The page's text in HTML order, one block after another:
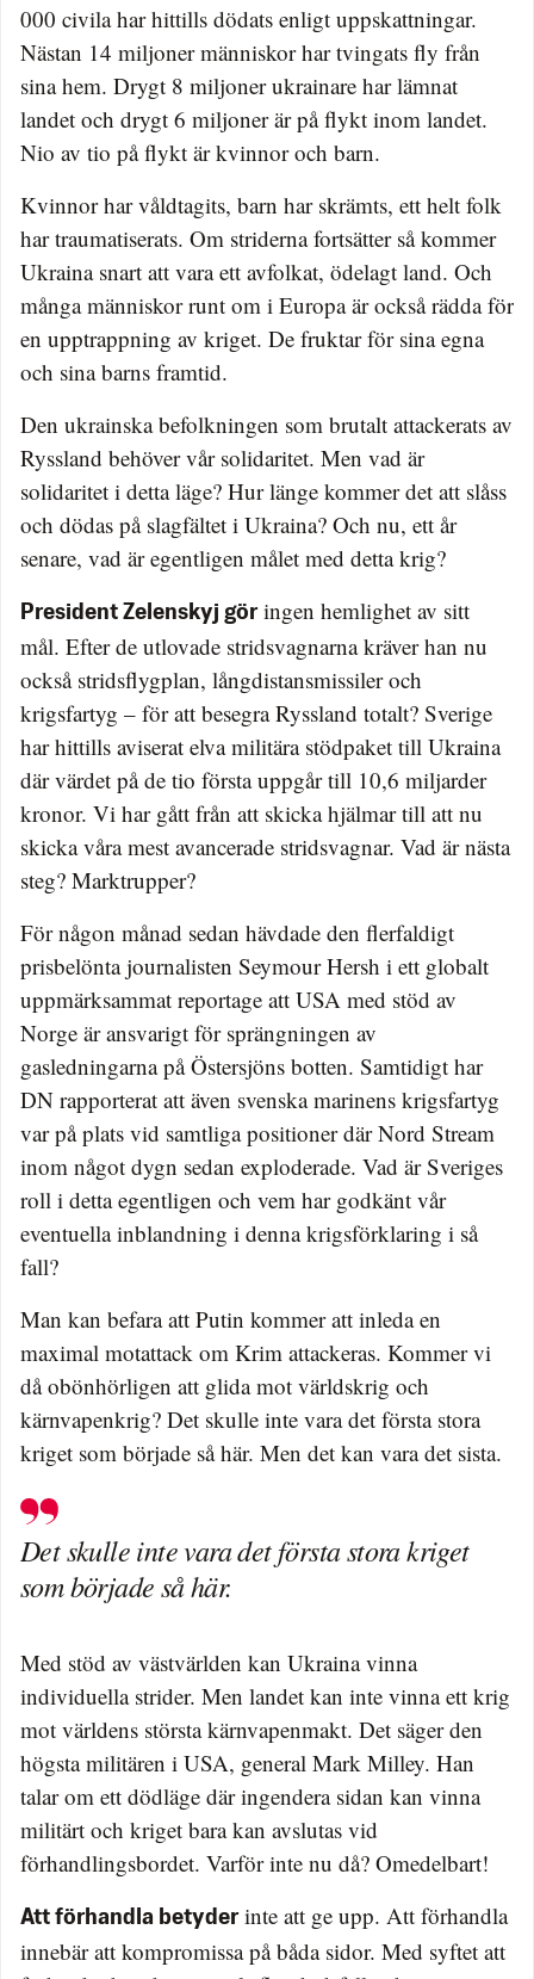
000 civila har hittills dödats enligt uppskattningar.
Nästan 14 miljoner människor har tvingats fly från
sina hem. Drygt 8 miljoner ukrainare har lämnat
landet och drygt 6 miljoner är på flykt inom landet.
Nio av tio på flykt är kvinnor och barn.
Kvinnor har våldtagits, barn har skrämts, ett helt folk
har traumatiserats. Om striderna fortsätter så kommer
Ukraina snart att vara ett avfolkat, ödelagt land. Och
många människor runt om i Europa är också rädda för
en upptrappning av kriget. De fruktar för sina egna
och sina barns framtid.
Den ukrainska befolkningen som brutalt attackerats av
Ryssland behöver vår solidaritet. Men vad är
solidaritet i detta läge? Hur länge kommer det att slåss
och dödas på slagfältet i Ukraina? Och nu, ett år
senare, vad är egentligen målet med detta krig?
President Zelenskyj gör ingen hemlighet av sitt
mål. Efter de utlovade stridsvagnarna kräver han nu
också stridsflygplan, långdistansmissiler och
krigsfartyg – för att besegra Ryssland totalt? Sverige
har hittills aviserat elva militära stödpaket till Ukraina
där värdet på de tio första uppgår till 10,6 miljarder
kronor. Vi har gått från att skicka hjälmar till att nu
skicka våra mest avancerade stridsvagnar. Vad är nästa
steg? Marktrupper?
För någon månad sedan hävdade den flerfaldigt
prisbelönta journalisten Seymour Hersh i ett globalt
uppmärksammat reportage att USA med stöd av
Norge är ansvarigt för sprängningen av
gasledningarna på Östersjöns botten. Samtidigt har
DN rapporterat att även svenska marinens krigsfartyg
var på plats vid samtliga positioner där Nord Stream
inom något dygn sedan exploderade. Vad är Sveriges
roll i detta egentligen och vem har godkänt vår
eventuella inblandning i denna krigsförklaring i så
fall?
Man kan befara att Putin kommer att inleda en
maximal motattack om Krim attackeras. Kommer vi
då obönhörligen att glida mot världskrig och
kärnvapenkrig? Det skulle inte vara det första stora
kriget som började så här. Men det kan vara det sista.
Det skulle inte vara det första stora kriget
som började så här.
Med stöd av västvärlden kan Ukraina vinna
individuella strider. Men landet kan inte vinna ett krig
mot världens största kärnvapenmakt. Det säger den
högsta militären i USA, general Mark Milley. Han
talar om ett dödläge där ingendera sidan kan vinna
militärt och kriget bara kan avslutas vid
förhandlingsbordet. Varför inte nu då? Omedelbart!
Att förhandla betyder inte att ge upp. Att förhandla
innebär att kompromissa på båda sidor. Med syftet att